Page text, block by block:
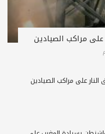
على مراكب الصيادين
على مراكب الصيادين